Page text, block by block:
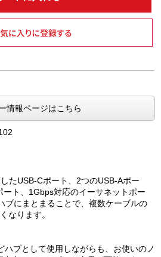
情報ページはこちら
たUSB-Cポート、2つのUSB-Aポー
ート、1Gbps対応のイーサネットポー
ブにまとまることで、複数ケーブルの
なります。
ハブとして使用しながらも、お使いのノ